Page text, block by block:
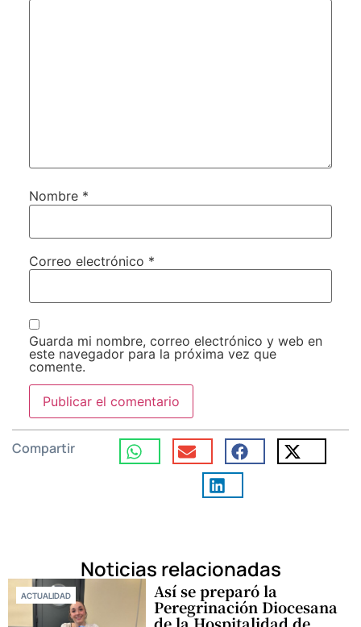
Nombre *
Correo electrónico *
Guarda mi nombre, correo electrónico y web en
este navegador para la próxima vez que
comente.
Compartir
Noticias relacionadas
ACTUALIDAD Así se preparó la
Peregrinación Diocesana